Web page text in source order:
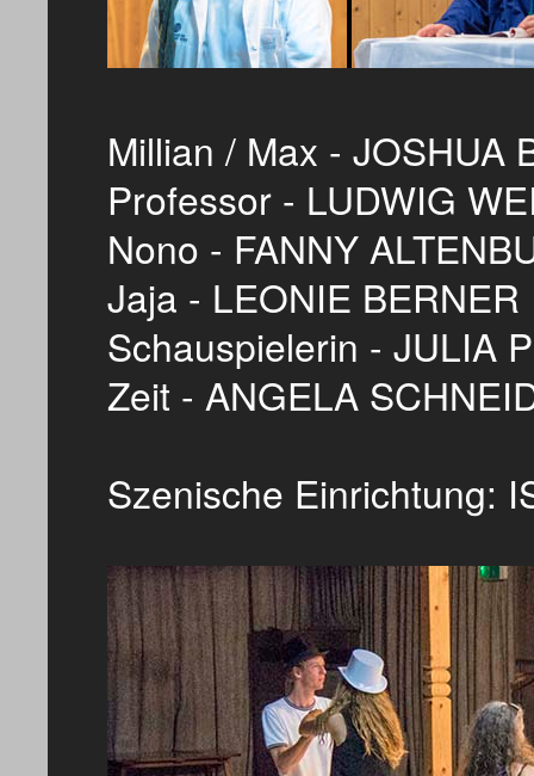
Millian / Max - JOSHUA
Professor - LUDWIG
Nono - FANNY
Jaja - LEONIE BERNER
Schauspielerin - JULIA
Zeit - ANGELA
Szenische Einrichtung: